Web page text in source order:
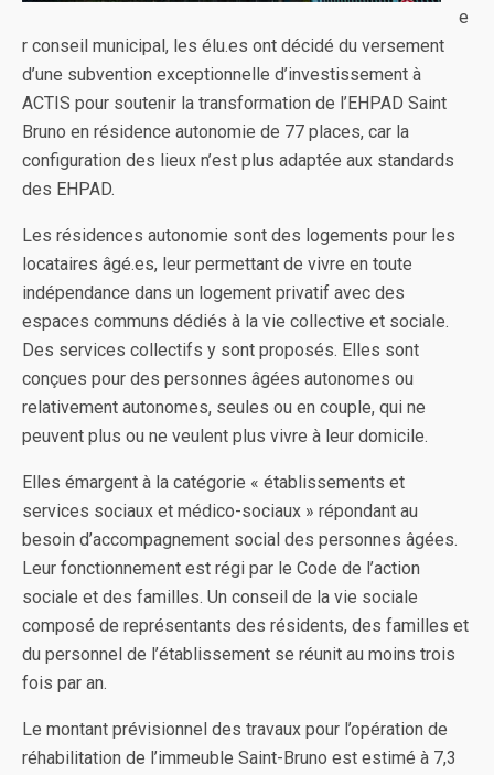
e
r conseil municipal, les élu.es ont décidé du versement
d’une subvention exceptionnelle d’investissement à
ACTIS pour soutenir la transformation de l’EHPAD Saint
Bruno en résidence autonomie de 77 places, car la
configuration des lieux n’est plus adaptée aux standards
des EHPAD.
Les résidences autonomie sont des logements pour les
locataires âgé.es, leur permettant de vivre en toute
indépendance dans un logement privatif avec des
espaces communs dédiés à la vie collective et sociale.
Des services collectifs y sont proposés. Elles sont
conçues pour des personnes âgées autonomes ou
relativement autonomes, seules ou en couple, qui ne
peuvent plus ou ne veulent plus vivre à leur domicile.
Elles émargent à la catégorie « établissements et
services sociaux et médico-sociaux » répondant au
besoin d’accompagnement social des personnes âgées.
Leur fonctionnement est régi par le Code de l’action
sociale et des familles. Un conseil de la vie sociale
composé de représentants des résidents, des familles et
du personnel de l’établissement se réunit au moins trois
fois par an.
Le montant prévisionnel des travaux pour l’opération de
réhabilitation de l’immeuble Saint-Bruno est estimé à 7,3